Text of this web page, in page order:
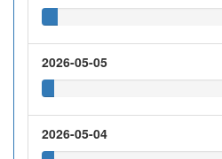
2026-05-05
2026-05-04